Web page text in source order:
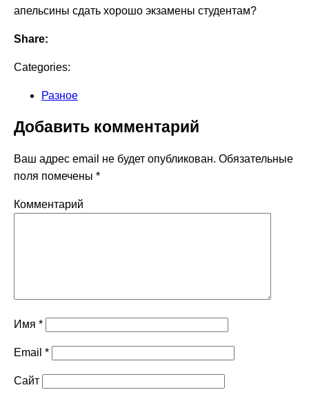
апельсины сдать хорошо экзамены студентам?
Share:
Categories:
Разное
Добавить комментарий
Ваш адрес email не будет опубликован. Обязательные
поля помечены *
Комментарий
Имя *
Email *
Сайт